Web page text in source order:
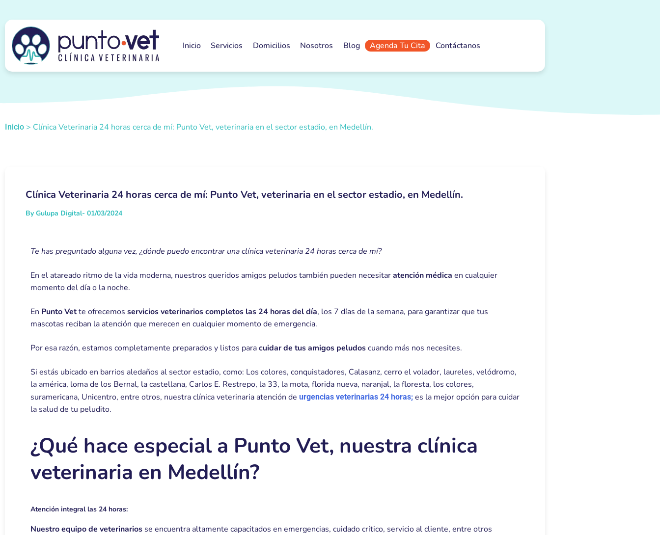
Inicio Servicios Domicilios Nosotros Blog Agenda Tu Cita Contáctanos
Inicio > Clínica Veterinaria 24 horas cerca de mí: Punto Vet, veterinaria en el sector estadio, en Medellín.
Clínica Veterinaria 24 horas cerca de mí: Punto Vet, veterinaria en el sector estadio, en Medellín.
By Gulupa Digital- 01/03/2024
Te has preguntado alguna vez, ¿dónde puedo encontrar una clínica veterinaria 24 horas cerca de mí?
En el atareado ritmo de la vida moderna, nuestros queridos amigos peludos también pueden necesitaratención médica en cualquier
momento del día o la noche.
En Punto Vette ofrecemos servicios veterinarios completos las 24 horas del día, los 7 días de la semana, para garantizar que tus
mascotas reciban la atención que merecen en cualquier momento de emergencia.
Por esa razón, estamos completamente preparados y listos paracuidar de tus amigos peludoscuando más nos necesites.
Si estás ubicado en barrios aledaños al sector estadio, como: Los colores, conquistadores, Calasanz, cerro el volador, laureles, velódromo,
la américa, loma de los Bernal, la castellana, Carlos E. Restrepo, la 33, la mota, florida nueva, naranjal, la floresta, los colores,
suramericana, Unicentro, entre otros, nuestra clínica veterinaria atención de urgencias veterinarias 24 horas; es la mejor opción para cuidar
la salud de tu peludito.
¿Qué hace especial a Punto Vet, nuestra clínica
veterinaria en Medellín?
Atención integral las 24 horas:
Nuestro equipo de veterinarios se encuentra altamente capacitados en emergencias, cuidado crítico, servicio al cliente, entre otros